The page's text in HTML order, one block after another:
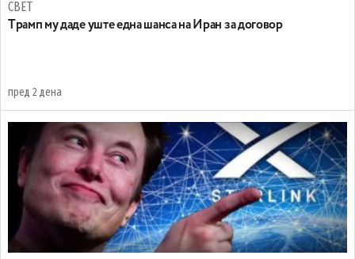
СВЕТ
Tрамп му даде уште една шанса на Иран за договор
пред 2 дена